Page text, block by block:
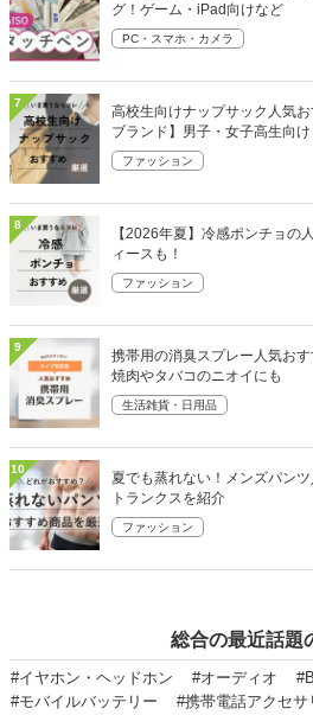
グ！ゲーム・iPad向けなど
PC・スマホ・カメラ
7
高校生向けナップサック人気
ブランド】男子・女子高生向け
ファッション
8
【2026年夏】冷感ポンチョの
ィースも！
ファッション
9
携帯用の消臭スプレー人気お
焼肉やタバコのニオイにも
生活雑貨・日用品
10
夏でも蒸れない！メンズパン
トランクスを紹介
ファッション
総合の最近話題
#イヤホン・ヘッドホン #オーディオ
#モバイルバッテリー
#携帯電話アクセサ